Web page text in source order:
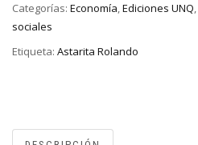
Categorías: Economía,Ediciones UNQ,
sociales
Etiqueta: Astarita Rolando